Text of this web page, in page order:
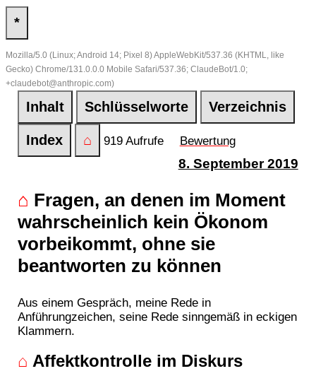
*
Mozilla/5.0 (Linux; Android 14; Pixel 8) AppleWebKit/537.36 (KHTML, like
Gecko) Chrome/131.0.0.0 Mobile Safari/537.36; ClaudeBot/1.0;
+claudebot@anthropic.com)
Inhalt Schlüsselworte Verzeichnis
Index ⌂ 919 Aufrufe Bewertung
8. September 2019
⌂ Fragen, an denen im Moment
wahrscheinlich kein Ökonom
vorbeikommt, ohne sie
beantworten zu können
Aus einem Gespräch, meine Rede in
Anführungzeichen, seine Rede sinngemäß in eckigen
Klammern.
⌂ Affektkontrolle im Diskurs